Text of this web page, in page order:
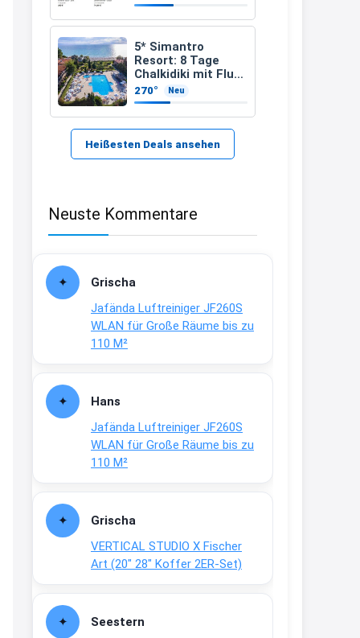
5* Simantro
Resort: 8 Tage
Chalkidiki mit Flug
& Frühstück für
389 €
270° Neu
Heißesten Deals ansehen
Neuste Kommentare
Grischa
Jafända Luftreiniger JF260S
WLAN für Große Räume bis zu
110 M²
Hans
Jafända Luftreiniger JF260S
WLAN für Große Räume bis zu
110 M²
Grischa
VERTICAL STUDIO X Fischer
Art (20″ 28″ Koffer 2ER-Set)
Seestern
21:37
↩
Kerstin
Bei EDEKA
↩
29.07www.haribo.com/de-
↩
Joachim
Ab diesem Jahr gibt es keine
Fielmann-Blinkis mehr / wurde
www.fielmann-
group.com/blinkis...
13:44
dich zu sehen, alles gut?
15:01